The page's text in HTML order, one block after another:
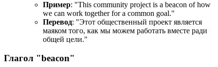
Пример: "This community project is a beacon of how
we can work together for a common goal."
Перевод: "Этот общественный проект является
маяком того, как мы можем работать вместе ради
общей цели."
Глагол "beacon"